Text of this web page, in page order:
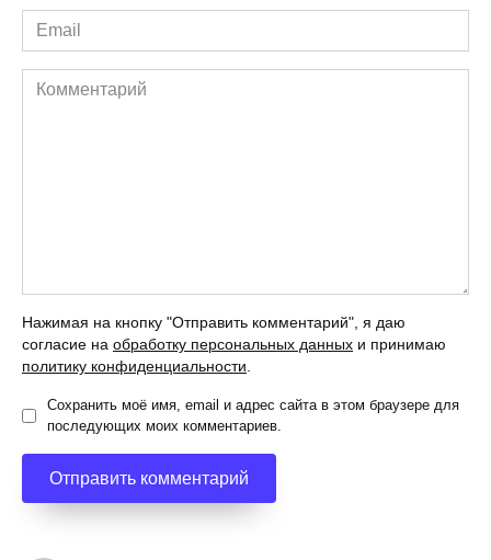
Email
*
Комментарий
Нажимая на кнопку "Отправить комментарий", я даю
согласие на обработку персональных данных и принимаю
политику конфиденциальности.
Сохранить моё имя, email и адрес сайта в этом браузере для
последующих моих комментариев.